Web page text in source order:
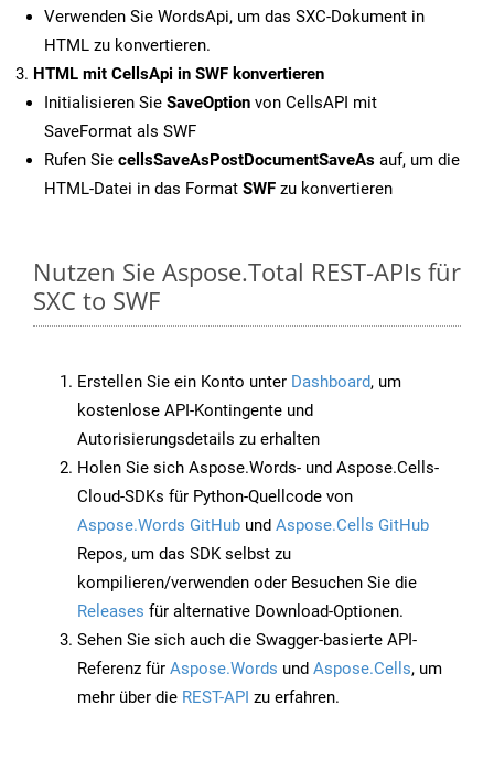
Verwenden Sie WordsApi, um das SXC-Dokument in
HTML zu konvertieren.
HTML mit CellsApi in SWF konvertieren
Initialisieren Sie SaveOption von CellsAPI mit
SaveFormat als SWF
Rufen Sie cellsSaveAsPostDocumentSaveAs auf, um die
HTML-Datei in das Format SWF zu konvertieren
Nutzen Sie Aspose.Total REST-APIs für
SXC to SWF
Erstellen Sie ein Konto unter Dashboard, um
kostenlose API-Kontingente und
Autorisierungsdetails zu erhalten
Holen Sie sich Aspose.Words- und Aspose.Cells-
Cloud-SDKs für Python-Quellcode von
Aspose.Words GitHub und Aspose.Cells GitHub
Repos, um das SDK selbst zu
kompilieren/verwenden oder Besuchen Sie die
Releases für alternative Download-Optionen.
Sehen Sie sich auch die Swagger-basierte API-
Referenz für Aspose.Words und Aspose.Cells, um
mehr über die REST-API zu erfahren.